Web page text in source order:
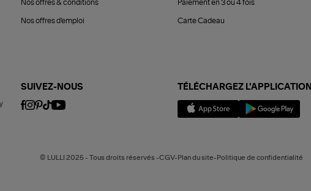
Nos offres & conditions
Nos offres d'emploi
Paiement en 3 ou 4 fois
Carte Cadeau
SUIVEZ-NOUS TÉLÉCHARGEZ L'APPLICATION
© LULLI 2025 - Tous droits réservés -CGV-Plan du site-Politique de confidentialité